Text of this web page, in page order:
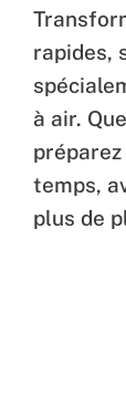
rapides,
à air.
temps,
plus de